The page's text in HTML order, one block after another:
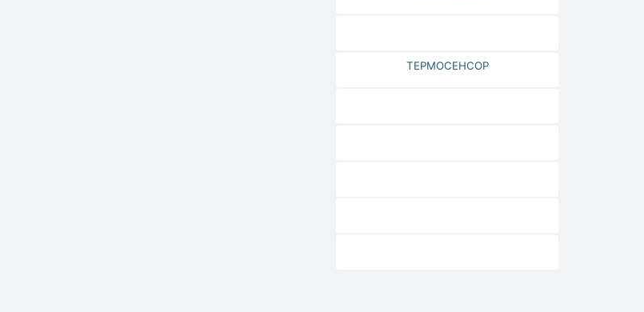
ТЕРМОСЕНСОР